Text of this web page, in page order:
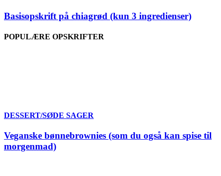
Basisopskrift på chiagrød (kun 3 ingredienser)
POPULÆRE OPSKRIFTER
DESSERT/SØDE SAGER
Veganske bønnebrownies (som du også kan spise til
morgenmad)